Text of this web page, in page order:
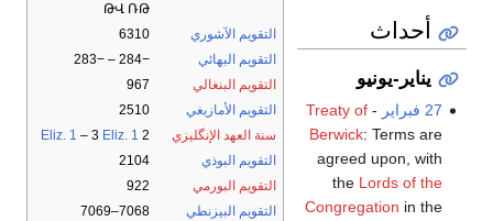
ԹՎ ՌԹ
التقويم الآشوري
6310
التقويم البهائي
−284 – −283
التقويم البنغالي
967
التقويم الأمازيغي
2510
سنة العهد الإنگليزي
2
Eliz. 1 – 3 Eliz. 1
التقويم البوذي
2104
التقويم البورمي
922
التقويم البيزنطي
7068–7069
أحداث
يناير-يونيو
27 فبراير -
Treaty of
Berwick: Terms are
agreed upon, with
the Lords of the
Congregation in the